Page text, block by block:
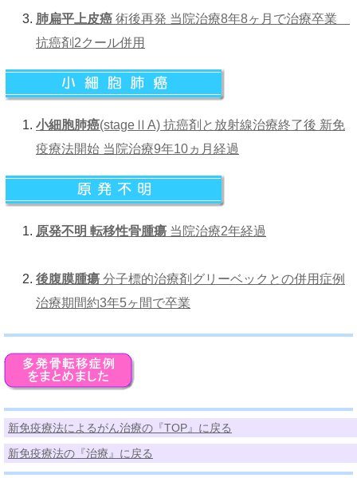
肺扁平上皮癌 術後再発 当院治療8年8ヶ月で治療卒業
抗癌剤2クール併用
小細胞肺癌(stageⅡA) 抗癌剤と放射線治療終了後 新免
疫療法開始 当院治療9年10ヵ月経過
原発不明 転移性骨腫瘍 当院治療2年経過
後腹膜腫瘍 分子標的治療剤グリーベックとの併用症例
治療期間約3年5ヶ間で卒業
新免疫療法によるがん治療の『TOP』に戻る
新免疫療法の『治療』に戻る